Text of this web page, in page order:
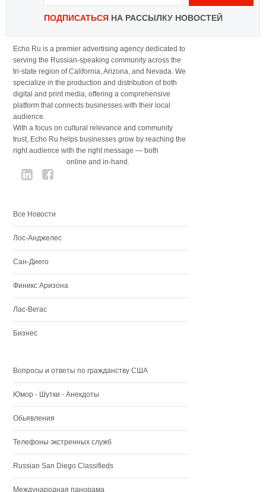
ПОДПИСАТЬСЯНА РАССЫЛКУ НОВОСТЕЙ
Echo Ru is a premier advertising agency dedicated to
serving the Russian-speaking community across the
tri-state region of California, Arizona, and Nevada. We
specialize in the production and distribution of both
digital and print media, offering a comprehensive
platform that connects businesses with their local
audience.
With a focus on cultural relevance and community
trust, Echo Ru helps businesses grow by reaching the
right audience with the right message — both
online and in-hand.
Все Новости
Лос-Анджелес
Сан-Диего
Финикс Аризона
Лас-Вегас
Бизнес
Вопросы и ответы по гражданству США
Юмор - Шутки - Анекдоты
Обьявления
Телефоны экстренных служб
Russian San Diego Classifieds
Международная панорама